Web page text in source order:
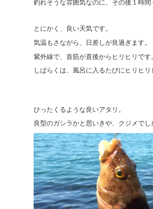
釣れそうな雰囲気なのに、その後１時
とにかく、良い天気です。
気温もさながら、日差しが良過ぎます。
紫外線で、首筋が直後からヒリヒリです
しばらくは、風呂に入るたびにヒリヒリ
ひったくるような良いアタリ。
良型のガシラかと思いきや、クジメでし